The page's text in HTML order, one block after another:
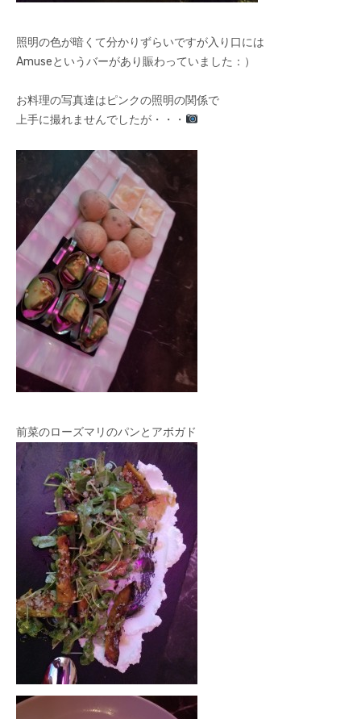
照明の色が暗くて分かりずらいですが入り口には
Amuseというバーがあり賑わっていました：）
お料理の写真達はピンクの照明の関係で
上手に撮れませんでしたが・・・
前菜のローズマリのパンとアボガド